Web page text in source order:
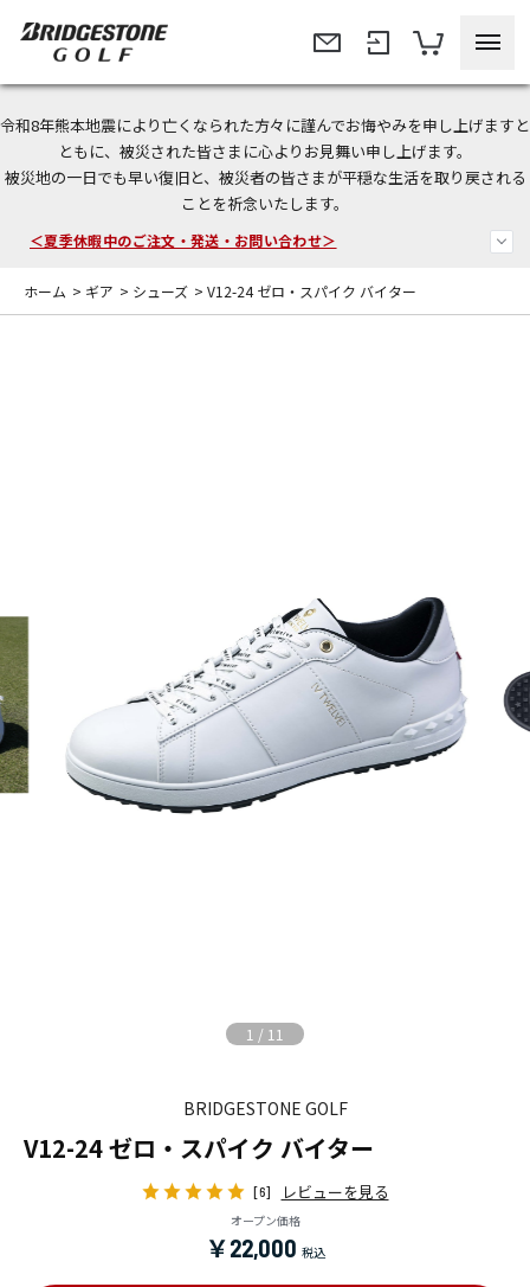
令和8年熊本地震により亡くなられた方々に謹んでお悔やみを申し上げますと
ともに、被災された皆さまに心よりお見舞い申し上げます。
被災地の一日でも早い復旧と、被災者の皆さまが平穏な生活を取り戻される
ことを祈念いたします。
今なら新規会員登録で1,000円OFFクーポンプレゼント！
＜商品配送に関するお知らせ＞
＜夏季休暇中のご注文・発送・お問い合わせ＞
ホーム > ギア > シューズ > V12-24 ゼロ・スパイク バイター
1 / 11
BRIDGESTONE GOLF
V12-24 ゼロ・スパイク バイター
[6] レビューを見る
オープン価格
￥22,000